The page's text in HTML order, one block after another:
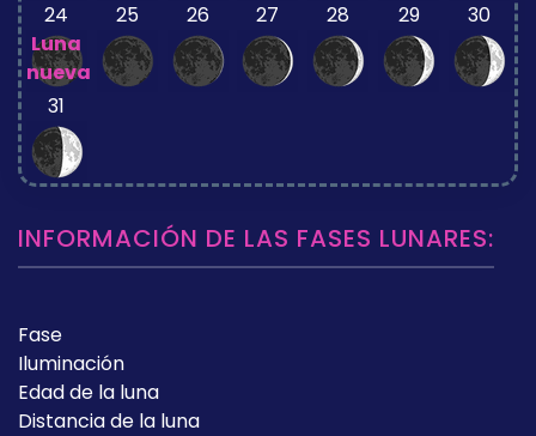
24
Luna
nueva
25 26 27 28 29 30
31
INFORMACIÓN DE LAS FASES LUNARES:
Fase
Iluminación
Edad de la luna
Distancia de la luna